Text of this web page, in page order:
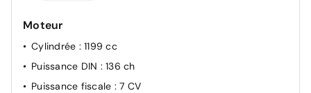
Moteur
Cylindrée : 1199 cc
Puissance DIN : 136 ch
Puissance fiscale : 7 CV